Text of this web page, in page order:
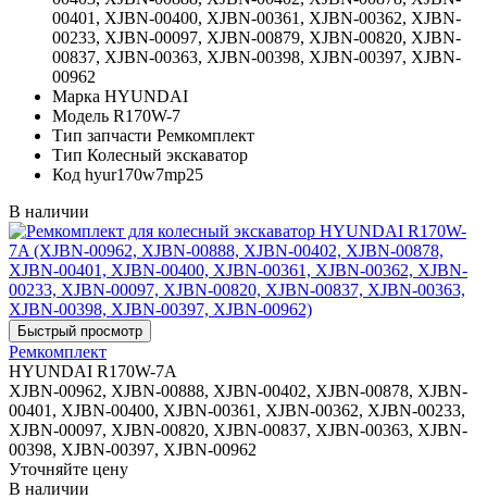
00401, XJBN-00400, XJBN-00361, XJBN-00362, XJBN-
00233, XJBN-00097, XJBN-00879, XJBN-00820, XJBN-
00837, XJBN-00363, XJBN-00398, XJBN-00397, XJBN-
00962
Марка HYUNDAI
Модель R170W-7
Тип запчасти Ремкомплект
Тип Колесный экскаватор
Код hyur170w7mp25
В наличии
Ремкомплект
HYUNDAI R170W-7A
XJBN-00962, XJBN-00888, XJBN-00402, XJBN-00878, XJBN-
00401, XJBN-00400, XJBN-00361, XJBN-00362, XJBN-00233,
XJBN-00097, XJBN-00820, XJBN-00837, XJBN-00363, XJBN-
00398, XJBN-00397, XJBN-00962
Уточняйте цену
В наличии